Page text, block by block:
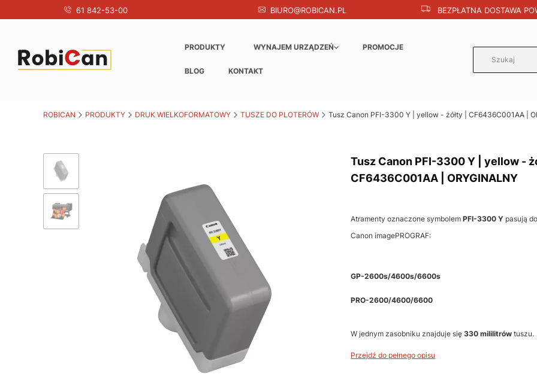
61 842-53-00 BIURO@ROBICAN.PL BEZPŁATNA DOSTAWA
PRODUKTY WYNAJEM URZĄDZEŃ PROMOCJE
BLOG KONTAKT
ROBICAN PRODUKTY DRUK WIELKOFORMATOWY TUSZE DO PLOTERÓW Tusz Canon PFI-3300 Y | yellow - żółty | CF6436C001AA |
Tusz Canon PFI-3300 Y | yellow -
CF6436C001AA | ORYGINALNY
Atramenty oznaczone symbolemPFI-3300 Y pasują
Canon imagePROGRAF:
GP-2600s/4600s/6600s
PRO-2600/4600/6600
W jednym zasobniku znajduje się330 mililitrów tuszu.
Przejdź do pełnego opisu